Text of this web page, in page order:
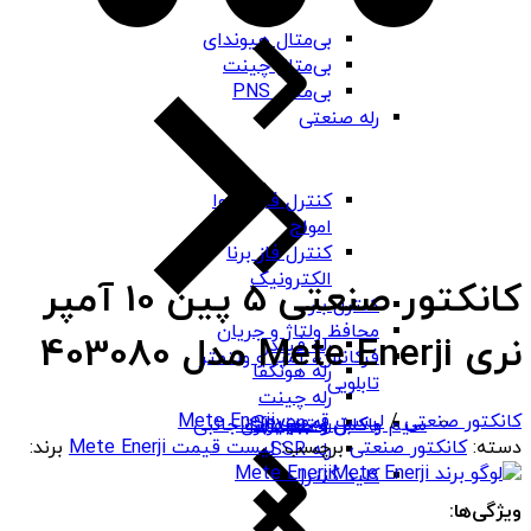
بی‌متال هیوندای
بی‌متال چینت
بی‌متال PNS
رله صنعتی
رله فیندر
رله هونگفا
رله چینت
رله Seven
رله SSR
کلید کنترل
کنترل فاز شیوا
امواج
کنترل فاز برنا
الکترونیک
کنترل بار
محافظ ولتاژ و جریان
فرکانس، آمپر و ولتمتر
تابلویی
باکس و جعبه برق
سیم و کابل و تجهیزات جانبی
کانکتور صنعتی 5 پین 10 آمپر
نری Mete Enerji مدل 403080
کانکتور صنعتی/لیست قیمت Mete Enerji
دسته:کانکتور صنعتی برچسب:لیست قیمت Mete Enerji
برند:
Mete Enerji
ویژگی‌ها: